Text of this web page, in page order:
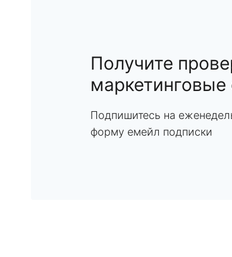
Получите
маркетинговые
Подпишитесь на
форму емейл подписки